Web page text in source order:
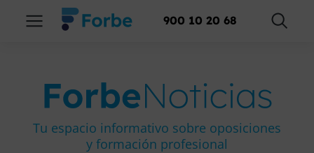
900 10 20 68
Tu espacio informativo sobre oposiciones
y formación profesional